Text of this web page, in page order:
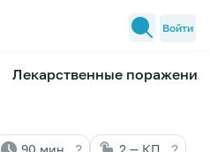
Войти
Лекарственные
90 мин 2 — КП